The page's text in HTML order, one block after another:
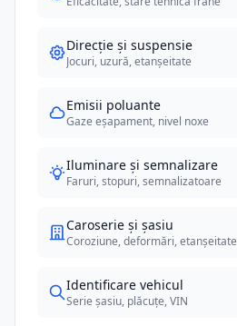
Direcție și suspensie
Jocuri, uzură, etanșeitate
Emisii poluante
Gaze eșapament, nivel noxe
Iluminare și semnalizare
Faruri, stopuri, semnalizatoare
Caroserie și șasiu
Coroziune, deformări, etanșeitate
Identificare vehicul
Serie șasiu, plăcuțe, VIN